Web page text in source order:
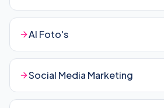
AI Foto's
Social Media Marketing